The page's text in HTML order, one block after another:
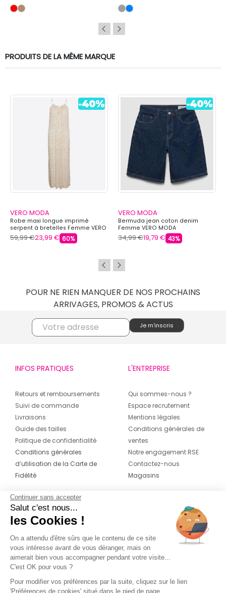
PRODUITS DE LA MÊME MARQUE
VERO MODA
Robe maxi longue imprimé
serpent à bretelles Femme VERO
MODA
59,99 €23,99 € 60%
VERO MODA
Bermuda jean coton denim
Femme VERO MODA
34,99 €19,79 € 43%
POUR NE RIEN MANQUER DE NOS PROCHAINS
ARRIVAGES, PROMOS & ACTUS
INFOS PRATIQUES
Retours et remboursements
Suivi de commande
Livraisons
Guide des tailles
Politique de confidentialité
Conditions générales
d’utilisation de la Carte de
Fidélité
L'ENTREPRISE
Qui sommes-nous ?
Espace recrutement
Mentions légales
Conditions générales de
ventes
Notre engagement RSE
Contactez-nous
Magasins
CONTACT
04 42 20 78 42
Du lundi au jeudi de 8h30 à 16h30 & le
vendredi de 8h30 à 15h30
Continuer sans accepter
Salut c'est nous...
les Cookies !
On a attendu d'être sûrs que le contenu de ce site
vous intéresse avant de vous déranger, mais on
aimerait bien vous accompagner pendant votre visite...
C'est OK pour vous ?
Pour modifier vos préférences par la suite, cliquez sur le lien
'Préférences de cookies' situé dans le pied de page.